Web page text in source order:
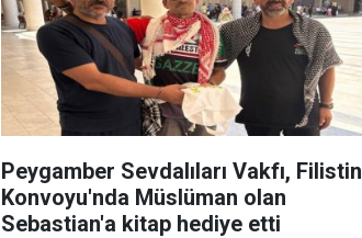
Peygamber Sevdalıları Vakfı, Filistin
Konvoyu'nda Müslüman olan
Sebastian'a kitap hediye etti